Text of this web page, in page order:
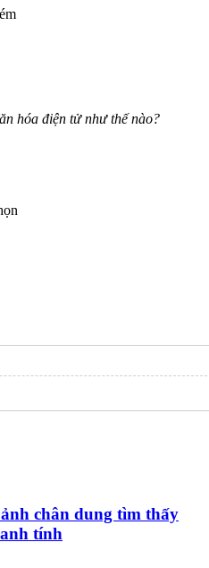
hóa điện tử như thế nào?
chân dung tìm thấy
tính